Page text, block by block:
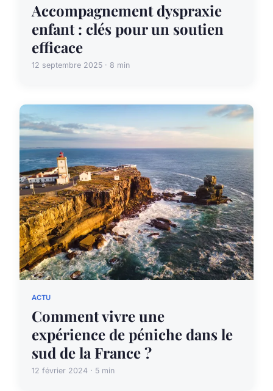
Accompagnement dyspraxie
enfant : clés pour un soutien
efficace
12 septembre 2025 · 8 min
ACTU
Comment vivre une
expérience de péniche dans le
sud de la France ?
12 février 2024 · 5 min